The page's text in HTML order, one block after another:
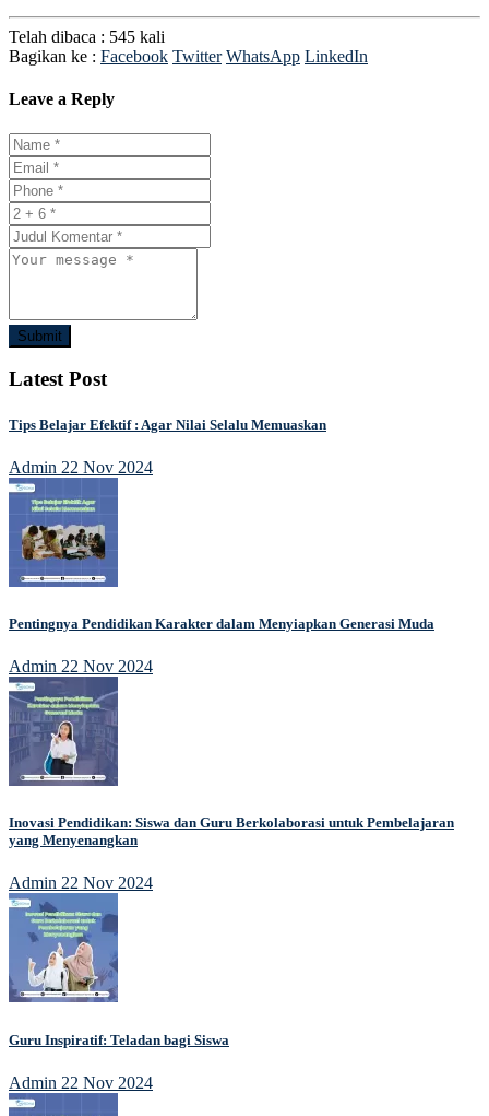
Telah dibaca : 545 kali
Bagikan ke : Facebook Twitter WhatsApp LinkedIn
Leave a Reply
Submit
Latest Post
Tips Belajar Efektif : Agar Nilai Selalu Memuaskan
Admin 22 Nov 2024
Pentingnya Pendidikan Karakter dalam Menyiapkan Generasi Muda
Admin 22 Nov 2024
Inovasi Pendidikan: Siswa dan Guru Berkolaborasi untuk Pembelajaran
yang Menyenangkan
Admin 22 Nov 2024
Guru Inspiratif: Teladan bagi Siswa
Admin 22 Nov 2024